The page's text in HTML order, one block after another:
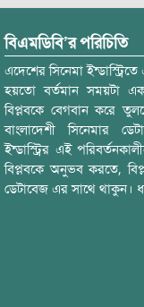
বিএমডিবি’র পরিচিতি
এদেশের সিনেমা
হয়তো বর্তমান সময়টা
বিপ্লবকে বেগবান করে
বাংলাদেশী সিনেমার
ইন্ডাস্ট্রির এই
বিপ্লবকে অনুভব করতে,
ডেটাবেজ এর সাথে থাকুন।